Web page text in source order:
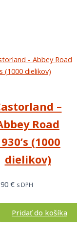
–
Road
(1000
dielikov)
€ s DPH
Pridať do košíka